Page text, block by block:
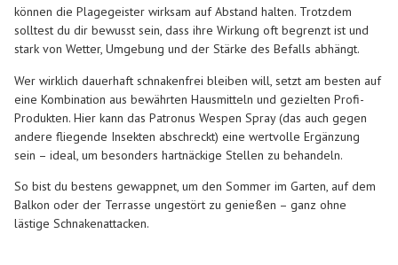
können die Plagegeister wirksam auf Abstand halten. Trotzdem
solltest du dir bewusst sein, dass ihre Wirkung oft begrenzt ist und
stark von Wetter, Umgebung und der Stärke des Befalls abhängt.
Wer wirklich dauerhaft schnakenfrei bleiben will, setzt am besten auf
eine Kombination aus bewährten Hausmitteln und gezielten Profi-
Produkten. Hier kann das Patronus Wespen Spray(das auch gegen
andere fliegende Insekten abschreckt) eine wertvolle Ergänzung
sein – ideal, um besonders hartnäckige Stellen zu behandeln.
So bist du bestens gewappnet, um den Sommer im Garten, auf dem
Balkon oder der Terrasse ungestört zu genießen – ganz ohne
lästige Schnakenattacken.